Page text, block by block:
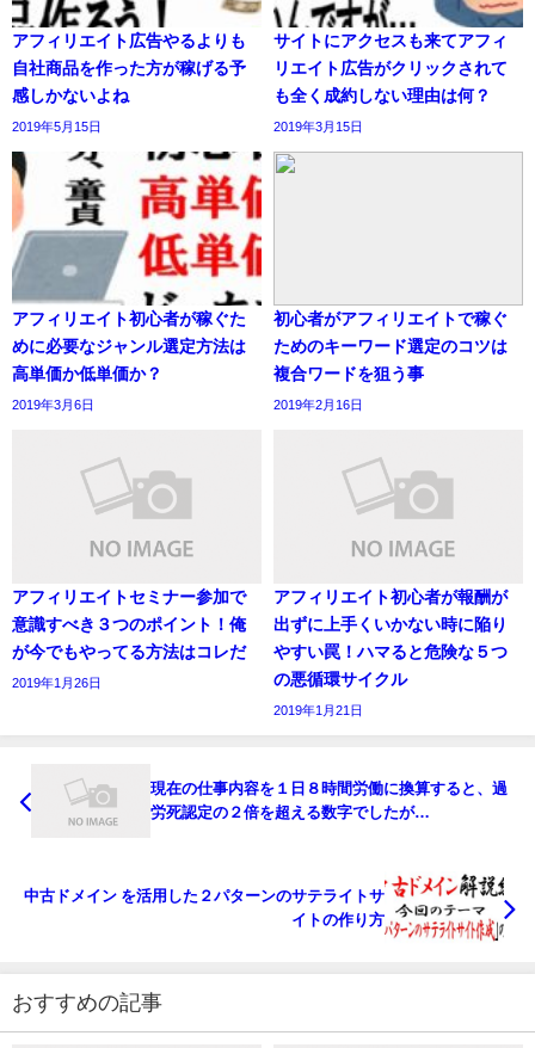
アフィリエイト広告やるよりも
自社商品を作った方が稼げる予
感しかないよね
2019年5月15日
サイトにアクセスも来てアフィ
リエイト広告がクリックされて
も全く成約しない理由は何？
2019年3月15日
アフィリエイト初心者が稼ぐた
めに必要なジャンル選定方法は
高単価か低単価か？
2019年3月6日
初心者がアフィリエイトで稼ぐ
ためのキーワード選定のコツは
複合ワードを狙う事
2019年2月16日
アフィリエイトセミナー参加で
意識すべき３つのポイント！俺
が今でもやってる方法はコレだ
2019年1月26日
アフィリエイト初心者が報酬が
出ずに上手くいかない時に陥り
やすい罠！ハマると危険な５つ
の悪循環サイクル
2019年1月21日
現在の仕事内容を１日８時間労働に換算すると、過
労死認定の２倍を超える数字でしたが…
中古ドメイン を活用した２パターンのサテライトサ
イトの作り方
おすすめの記事